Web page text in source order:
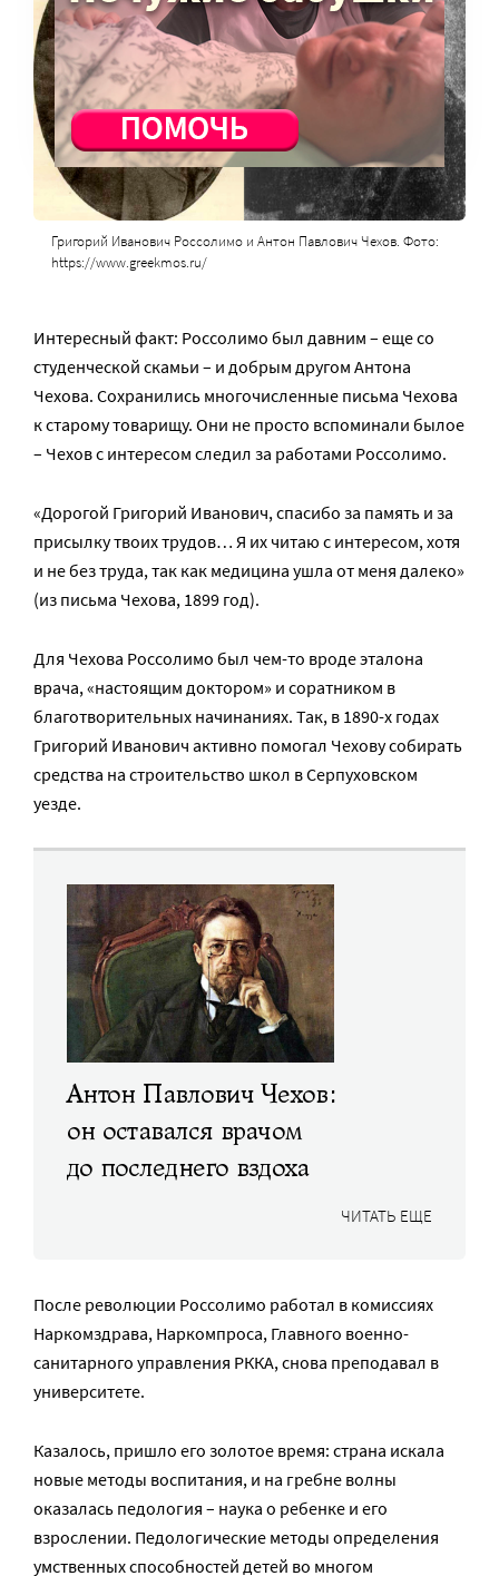
Григорий Иванович Россолимо и Антон Павлович Чехов. Фото:
https://www.greekmos.ru/
Интересный факт: Россолимо был давним – еще со
студенческой скамьи – и добрым другом Антона
Чехова. Сохранились многочисленные письма Чехова
к старому товарищу. Они не просто вспоминали былое
– Чехов с интересом следил за работами Россолимо.
«Дорогой Григорий Иванович, спасибо за память и за
присылку твоих трудов… Я их читаю с интересом, хотя
и не без труда, так как медицина ушла от меня далеко»
(из письма Чехова, 1899 год).
Для Чехова Россолимо был чем-то вроде эталона
врача, «настоящим доктором» и соратником в
благотворительных начинаниях. Так, в 1890-x годах
Григорий Иванович активно помогал Чехову собирать
средства на строительство школ в Серпуховском
уезде.
Антон Павлович Чехов:
он оставался врачом
до последнего вздоха
ЧИТАТЬ ЕЩЕ
После революции Россолимо работал в комиссиях
Наркомздрава, Наркомпроса, Главного военно-
санитарного управления РККА, снова преподавал в
университете.
Казалось, пришло его золотое время: страна искала
новые методы воспитания, и на гребне волны
оказалась педология – наука о ребенке и его
взрослении. Педологические методы определения
умственных способностей детей во многом